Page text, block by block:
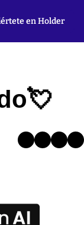
Autoresen Holder